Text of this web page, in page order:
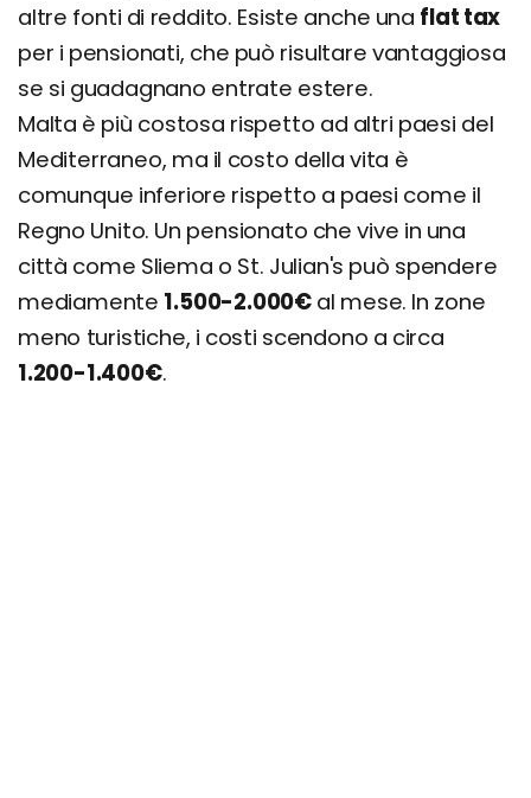
altre fonti di reddito. Esiste anche una flat tax
per i pensionati, che può risultare vantaggiosa
se si guadagnano entrate estere.
Malta è più costosa rispetto ad altri paesi del
Mediterraneo, ma il costo della vita è
comunque inferiore rispetto a paesi come il
Regno Unito. Un pensionato che vive in una
città come Sliema o St. Julian's può spendere
mediamente 1.500-2.000€al mese. In zone
meno turistiche, i costi scendono a circa
1.200-1.400€.